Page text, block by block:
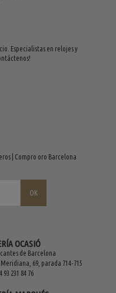
Especialistas en relojes y
| Compro oro Barcelona
OCASIÓ
de Barcelona
69, parada 714-715
93 231 84 76